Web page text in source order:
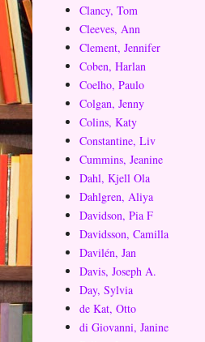
Clancy, Tom
Cleeves, Ann
Clement, Jennifer
Coben, Harlan
Coelho, Paulo
Colgan, Jenny
Colins, Katy
Constantine, Liv
Cummins, Jeanine
Dahl, Kjell Ola
Dahlgren, Aliya
Davidson, Pia F
Davidsson, Camilla
Davilén, Jan
Davis, Joseph A.
Day, Sylvia
de Kat, Otto
di Giovanni, Janine